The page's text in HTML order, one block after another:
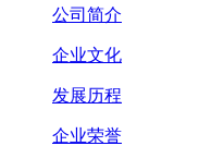
公司简介
企业文化
发展历程
企业荣誉